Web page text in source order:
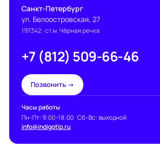
Санкт-Петербург
ул. Белоостровская, 27
197342· ст.м. Чёрная речка
+7 (812) 509-66-46
Позвонить →
Часы работы
Пн–Пт: 9:00–18:00 · Сб–Вс: выходной
info@indigotip.ru